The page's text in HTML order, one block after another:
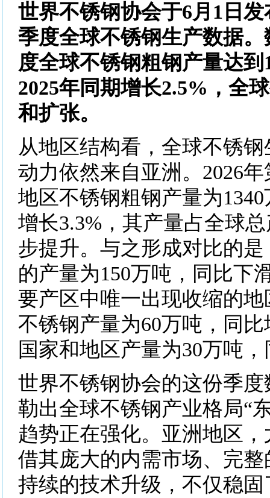
世界不锈钢协会于6月1日发
季度全球不锈钢生产数据
度全球不锈钢粗钢产量达到
2025年同期增长2.5%，全
和扩张。
从地区结构看，全球不锈
动力依然来自亚洲。2026
地区不锈钢粗钢产量为
增长3.3%，其产量占全球
步提升。与之形成对比的
的产量为150万吨，同比下
要产区中唯一出现收缩的
不锈钢产量为60万吨，同比
国家和地区产量为30万吨
世界不锈钢协会的这份季
勒出全球不锈钢产业格局“
趋势正在强化。亚洲地区
借其庞大的内需市场、完
持续的技术升级，不仅稳